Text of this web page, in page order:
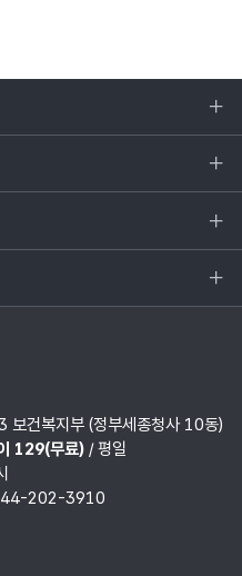
건복지부 (정부세종청사 10동)
129(무료)/ 평일
202-3910